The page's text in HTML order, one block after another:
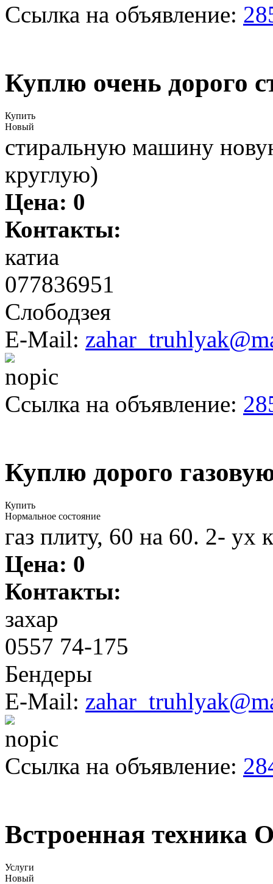
Ссылка на объявление:
Куплю очень дорого
Купить
Новый
стиральную машину
круглую)
Цена: 0
Контакты:
катиа
077836951
Слободзея
E-Mail:
Ссылка на объявление:
Куплю дорого
Купить
Нормальное состояние
газ плиту, 60 на 60. 2-
Цена: 0
Контакты:
захар
0557 74-175
Бендеры
E-Mail:
Ссылка на объявление:
Встроеннaя
Услуги
Новый